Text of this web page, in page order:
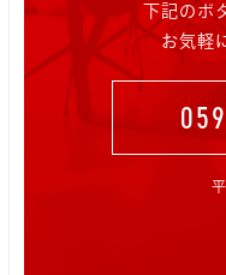
下記のボ
お気軽